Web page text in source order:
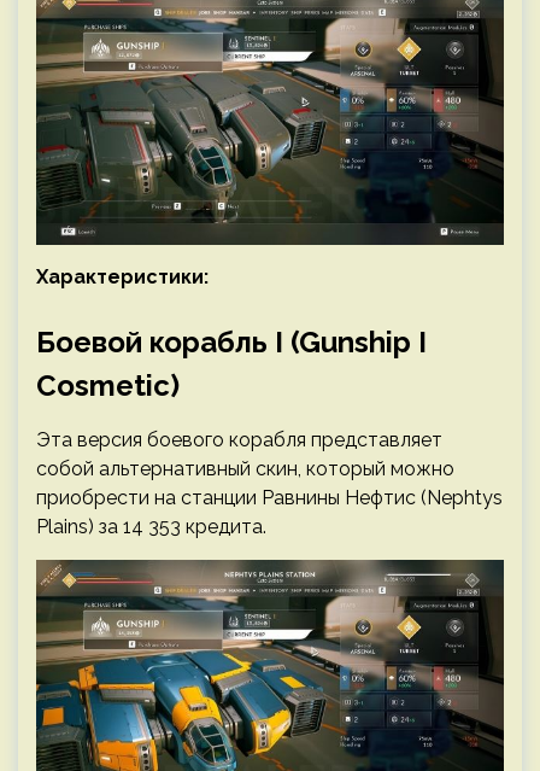
Характеристики:
Боевой корабль I (Gunship I
Cosmetic)
Эта версия боевого корабля представляет
собой альтернативный скин, который можно
приобрести на станции Равнины Нефтис (Nephtys
Plains) за 14 353 кредита.